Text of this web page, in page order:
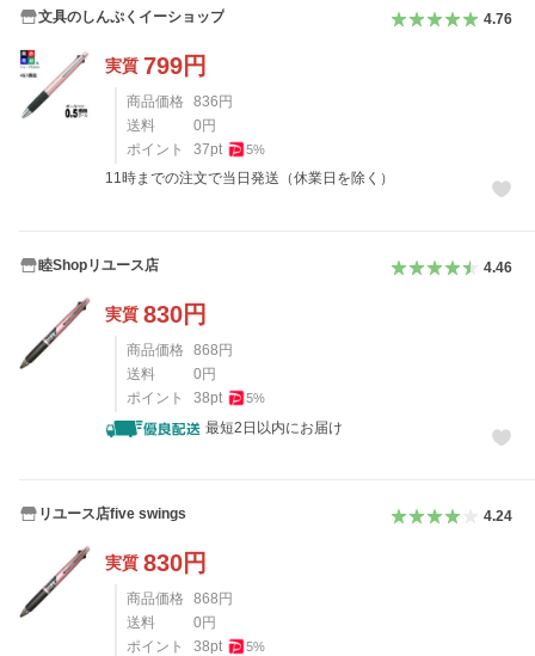
文具のしんぷくイーショップ 4.76
実質 799円
商品価格 836 円
送料
0 円
ポイント
37pt 5%
11時までの注文で当日発送（休業日を除く）
睦Shopリユース店 4.46
実質 830円
商品価格 868 円
送料
0 円
ポイント
38pt 5%
最短2日以内にお届け
リユース店five swings 4.24
実質 830円
商品価格 868 円
送料
0 円
ポイント
38pt 5%